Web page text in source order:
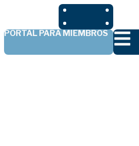
PORTAL PARA MIEMBROS